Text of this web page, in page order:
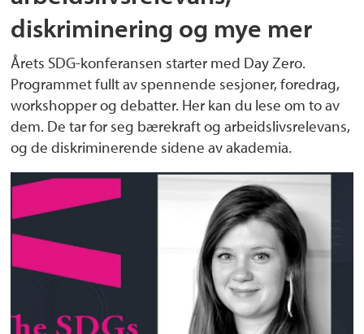
diskriminering og mye mer
Årets SDG-konferansen starter med Day Zero.
Programmet fullt av spennende sesjoner, foredrag,
workshopper og debatter. Her kan du lese om to av
dem. De tar for seg bærekraft og arbeidslivsrelevans,
og de diskriminerende sidene av akademia.